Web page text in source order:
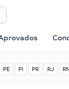
PE PI PR RJ